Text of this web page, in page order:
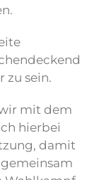
zu sein.
mit dem
hierbei
damit